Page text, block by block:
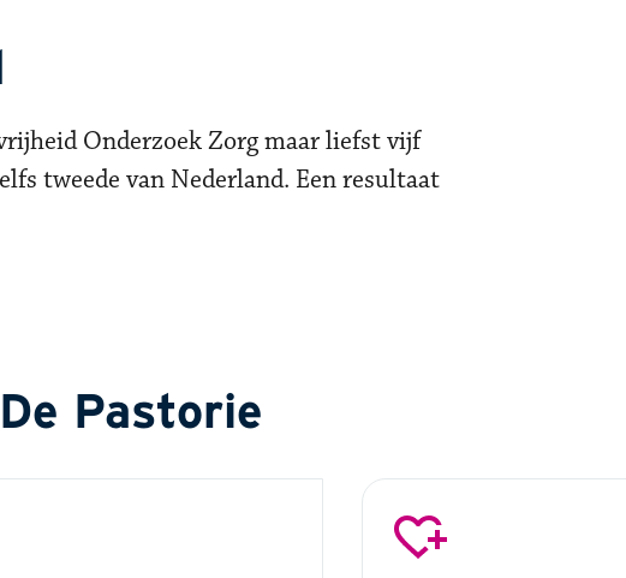
Onderzoek Zorg maar liefst vijf
tweede van Nederland. Een resultaat
Pastorie